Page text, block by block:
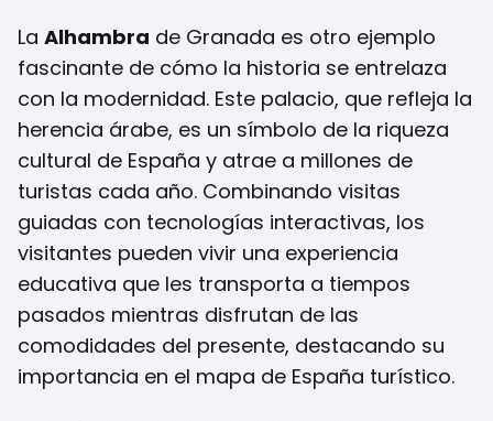
La Alhambra de Granada es otro ejemplo
fascinante de cómo la historia se entrelaza
con la modernidad. Este palacio, que refleja la
herencia árabe, es un símbolo de la riqueza
cultural de España y atrae a millones de
turistas cada año. Combinando visitas
guiadas con tecnologías interactivas, los
visitantes pueden vivir una experiencia
educativa que les transporta a tiempos
pasados mientras disfrutan de las
comodidades del presente, destacando su
importancia en el mapa de España turístico.